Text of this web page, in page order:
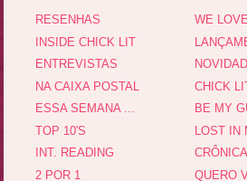
RESENHAS
INSIDE CHICK LIT
ENTREVISTAS
NA CAIXA POSTAL
ESSA SEMANA ...
TOP 10'S
INT. READING
2 POR 1
WE
CHICK
BE MY
LOST IN
QUERO